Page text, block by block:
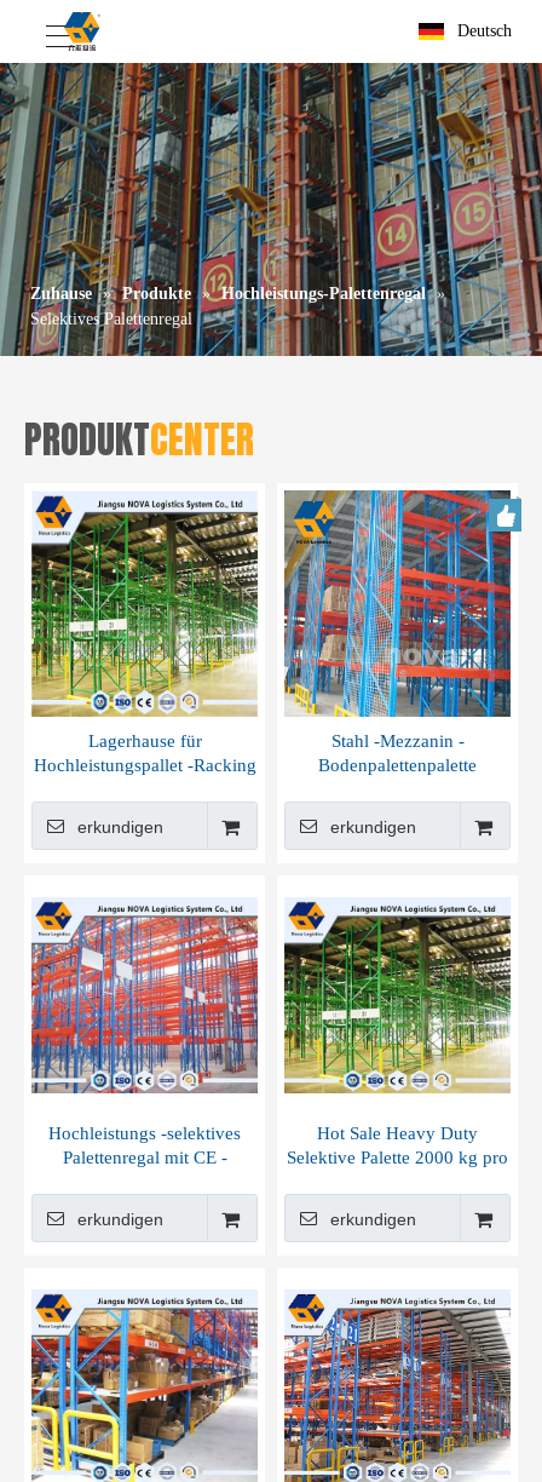
Deutsch
Zuhause » Produkte » Hochleistungs-Palettenregal »
Selektives Palettenregal
PRODUKTCENTER
Lagerhause für
Hochleistungspallet -Racking
erkundigen
Stahl -Mezzanin -
Bodenpalettenpalette
erkundigen
Hochleistungs -selektives
Palettenregal mit CE -
erkundigen
Hot Sale Heavy Duty
Selektive Palette 2000 kg pro
erkundigen